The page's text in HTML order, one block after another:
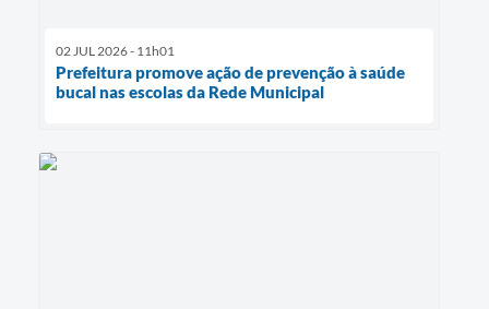
02 JUL 2026 - 11h01
Prefeitura promove ação de prevenção à saúde
bucal nas escolas da Rede Municipal